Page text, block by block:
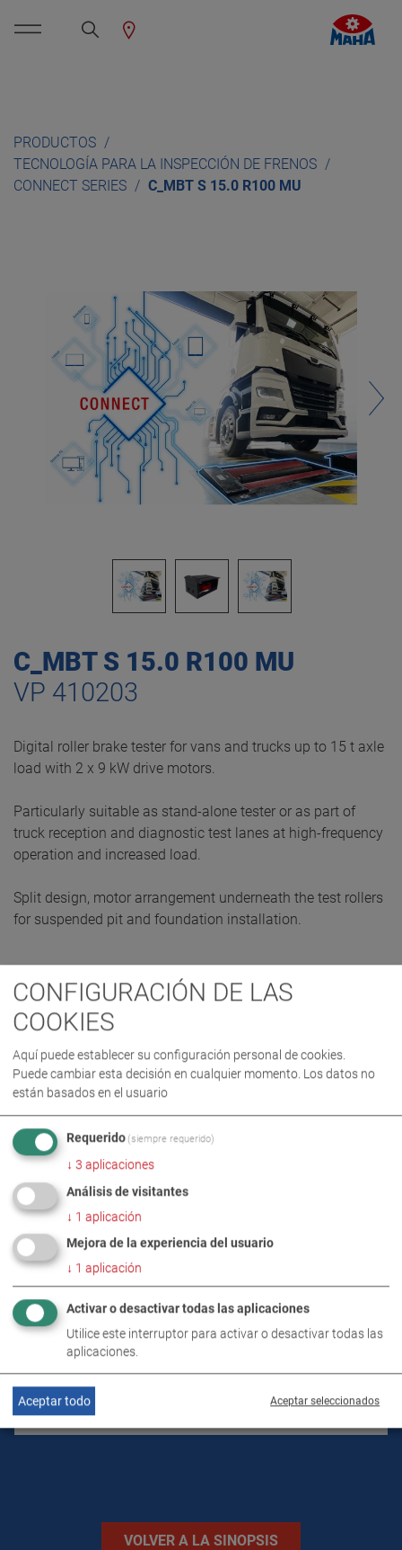
PRODUCTOS
TECNOLOGÍA PARA LA INSPECCIÓN DE FRENOS
CONNECT SERIES
C_MBT S 15.0 R100 MU
C_MBT S 15.0 R100 MU
VP 410203
Digital roller brake tester for vans and trucks up to 15 t axle
load with 2 x 9 kW drive motors.
Particularly suitable as stand-alone tester or as part of
truck reception and diagnostic test lanes at high-frequency
operation and increased load.
Split design, motor arrangement underneath the test rollers
for suspended pit and foundation installation.
SOLICITAR OFERTA
DETALLES DEL PRODUCTO / VOLUMEN DE
SUMINISTRO
DESCARGAS
DATOS TÉCNICOS
IMÁGENES
VOLVER A LA SINOPSIS
CONFIGURACIÓN DE LAS
COOKIES
Aquí puede establecer su configuración personal de cookies.
Puede cambiar esta decisión en cualquier momento. Los datos no
están basados en el usuario
Requerido (siempre requerido)
↓ 3 aplicaciones
Análisis de visitantes
↓ 1 aplicación
Mejora de la experiencia del usuario
↓ 1 aplicación
Activar o desactivar todas las aplicaciones
Utilice este interruptor para activar o desactivar todas las
aplicaciones.
Aceptar seleccionados
Aceptar todo